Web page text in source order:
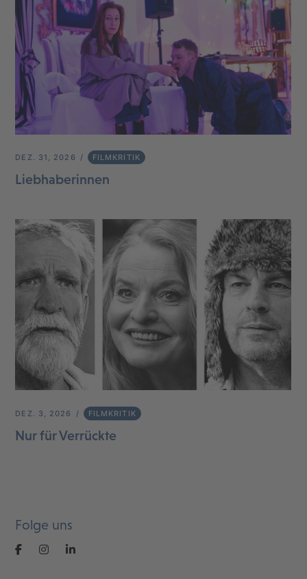
DEZ. 31, 2026 FILMKRITIK
Liebhaberinnen
DEZ. 3, 2026 FILMKRITIK
Nur für Verrückte
Folge uns